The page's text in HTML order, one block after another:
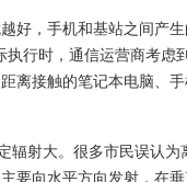
好，手机和基站之间产
行时，通信运营商考虑
接触的笔记本电脑、手
辐射大。很多市民误认
要向水平方向发射，在